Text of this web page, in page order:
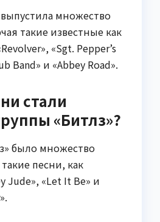
выпустила множество
такие известные как
«Sgt. Pepper’s
Band» и «Abbey Road».
стали
«Битлз»?
было множество
песни, как
Jude», «Let It Be» и